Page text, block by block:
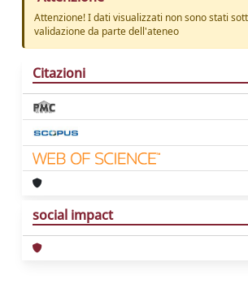
Attenzione! I dati visualizzati non sono stati
validazione da parte dell'ateneo
Citazioni
social impact